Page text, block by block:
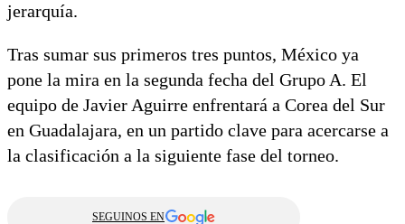
jerarquía.
Tras sumar sus primeros tres puntos, México ya
pone la mira en la segunda fecha del Grupo A. El
equipo de Javier Aguirre enfrentará a Corea del Sur
en Guadalajara, en un partido clave para acercarse a
la clasificación a la siguiente fase del torneo.
SEGUINOS EN